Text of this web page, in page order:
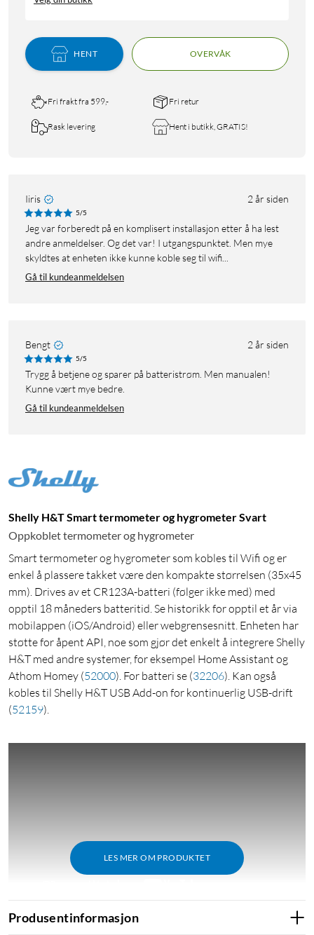
HENT OVERVÅK
Fri frakt fra 599,- Fri retur
Rask levering Hent i butikk, GRATIS!
Iiris 2 år siden
5/5
Jeg var forberedt på en komplisert installasjon etter å ha lest
andre anmeldelser. Og det var! I utgangspunktet. Men mye
skyldtes at enheten ikke kunne koble seg til wifi...
Gå til kundeanmeldelsen
Bengt 2 år siden
5/5
Trygg å betjene og sparer på batteristrøm. Men manualen!
Kunne vært mye bedre.
Gå til kundeanmeldelsen
Shelly H&T Smart termometer og hygrometer Svart
Oppkoblet termometer og hygrometer
Smart termometer og hygrometer som kobles til Wifi og er
enkel å plassere takket være den kompakte størrelsen (35x45
mm). Drives av et CR123A-batteri (følger ikke med) med
opptil 18 måneders batteritid. Se historikk for opptil et år via
mobilappen (iOS/Android) eller webgrensesnitt. Enheten har
støtte for åpent API, noe som gjør det enkelt å integrere Shelly
H&T med andre systemer, for eksempel Home Assistant og
Athom Homey (52000). For batteri se (32206). Kan også
kobles til Shelly H&T USB Add-on for kontinuerlig USB-drift
(52159).
LES MER OM PRODUKTET
Produsentinformasjon